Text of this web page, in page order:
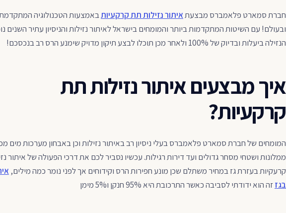
חברת סמארט פלאמברס מבצעתאיתור נזילות תת קרקעיותבאמצעות הטכנולוגיה
ובעולם! עם השיטות המתקדמות ביותר והמומחים בישראל לאיתור נזילות והניסיון עתיר השנים
הנזילה ביעלות ובדיוק של 100% ולאחר מכן תוכלו לבצע תיקון מדויק שימנע הרס רב בנכסכם!
איך מבצעים איתור נזילות תת
קרקעיות?
המומחים של חברת סמארט פלאמברס בעלי ניסיון רב באיתור נזילות וכן באבחון מערכות מים
ממלונות ושטחי מסחר גדולים ועד דירות רגילות. עכשיו נסביר לכם את דרכי הפעולה של איתור
קרעקיות בעזרת גז במחיר משתלם שכן מונע חפירות הרס וקידוחים אך לפני נומר כמה מילים,
בגזזה הוא ידודתי לסביבה כאשר התרכובת היא 95% חנקן ו5% מימן